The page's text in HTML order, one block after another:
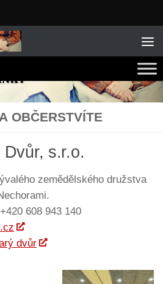
OBČERSTVÍTE
s.r.o.
zemědělského družstva
608 943 140
dvůr